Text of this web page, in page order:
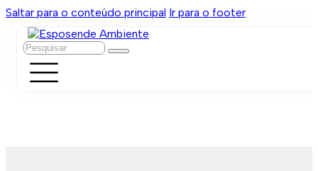
Saltar para o conteúdo principal Ir para o footer
Pesquisar